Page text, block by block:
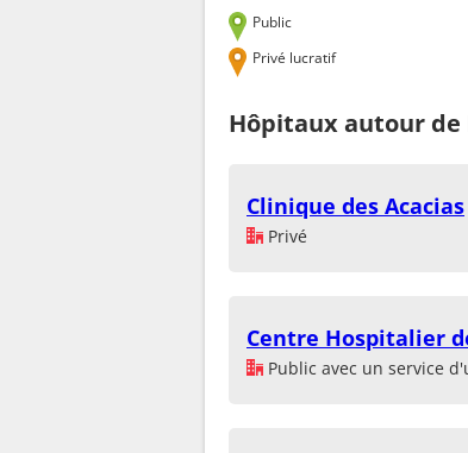
Public
Privé lucratif
Hôpitaux autour de
Clinique des Acacias
Privé
Centre Hospitalier
Public avec un service